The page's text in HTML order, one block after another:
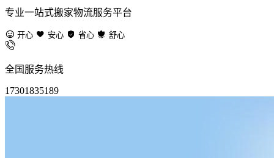
专业一站式搬家物流服务平台
开心 安心 省心 舒心
全国服务热线
17301835189